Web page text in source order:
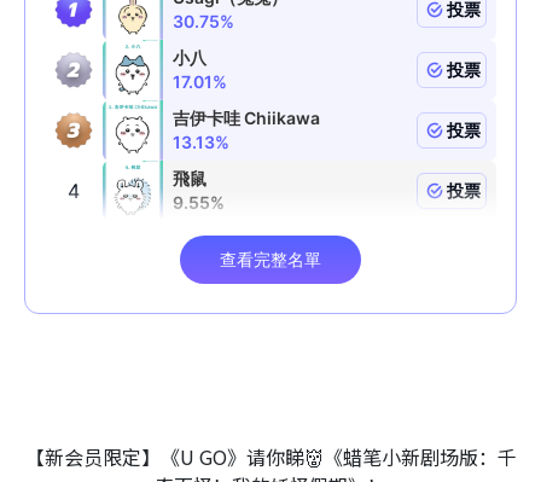
【新会员限定】《U GO》请你睇👹《蜡笔小新剧场版：千